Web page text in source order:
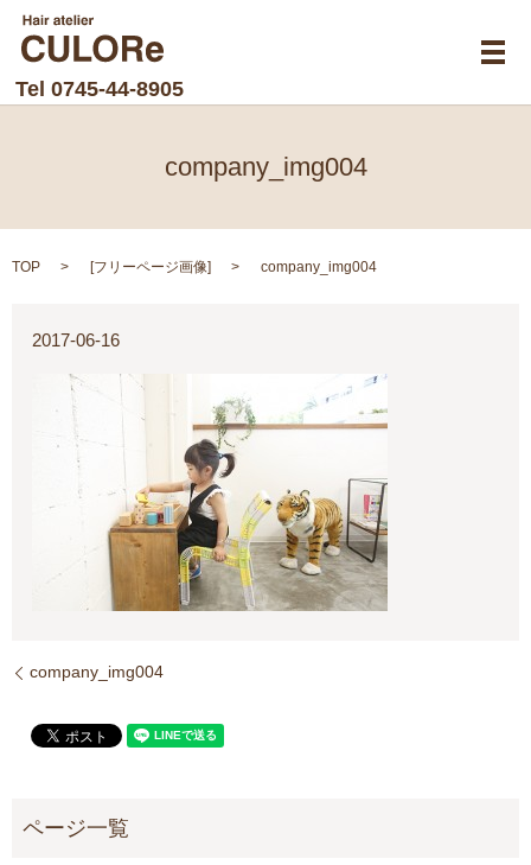
Tel 0745-44-8905
メ
company_img004
TOP [フリーページ画像] company_img004
2017-06-16
company_img004